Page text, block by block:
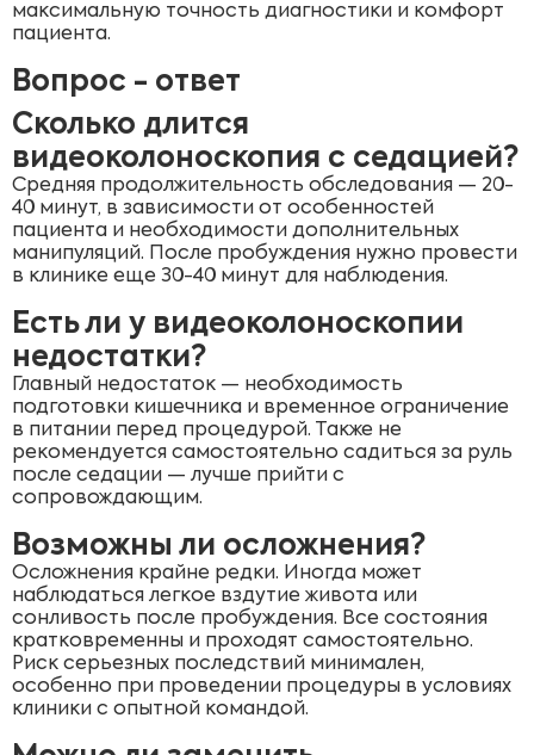
максимальную точность диагностики и комфорт
пациента.
Вопрос - ответ
Сколько длится
видеоколоноскопия с седацией?
Средняя продолжительность обследования — 20-
40 минут, в зависимости от особенностей
пациента и необходимости дополнительных
манипуляций. После пробуждения нужно провести
в клинике еще 30-40 минут для наблюдения.
Есть ли у видеоколоноскопии
недостатки?
Главный недостаток — необходимость
подготовки кишечника и временное ограничение
в питании перед процедурой. Также не
рекомендуется самостоятельно садиться за руль
после седации — лучше прийти с
сопровождающим.
Возможны ли осложнения?
Осложнения крайне редки. Иногда может
наблюдаться легкое вздутие живота или
сонливость после пробуждения. Все состояния
кратковременны и проходят самостоятельно.
Риск серьезных последствий минимален,
особенно при проведении процедуры в условиях
клиники с опытной командой.